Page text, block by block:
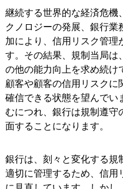
継続する世界的な経済危機
クノロジーの発展、銀行業
加により、信用リスク管理
す。その結果、規制当局は
の他の能力向上を求め続け
顧客や顧客の信用リスクに
確信できる状態を望んでい
むにつれ、銀行は規制遵守
面することになります。
銀行は、刻々と変化する規
適切に管理するため、信用